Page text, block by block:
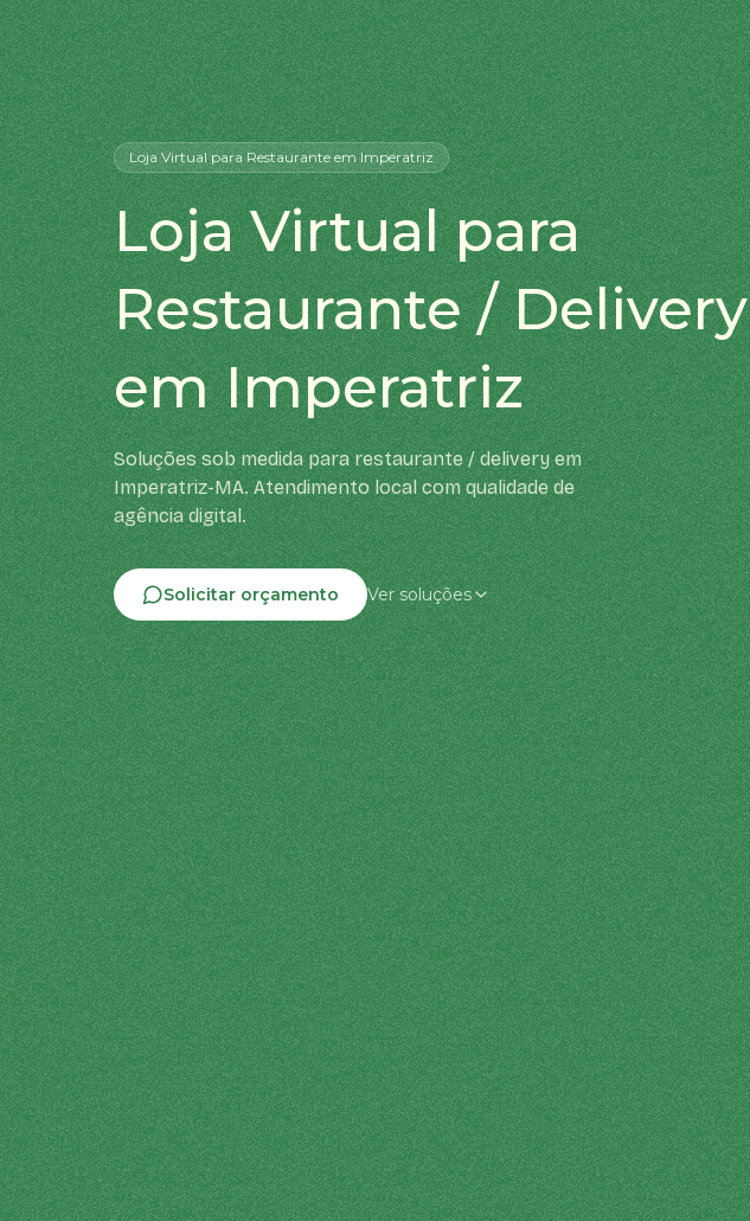
Loja Virtualpara Restauranteem Imperatriz
Loja Virtual para
Restaurante / Delivery
em Imperatriz
Soluções sob medida para restaurante / delivery em
Imperatriz-MA. Atendimento local com qualidade de
agência digital.
Solicitar orçamento Ver soluções